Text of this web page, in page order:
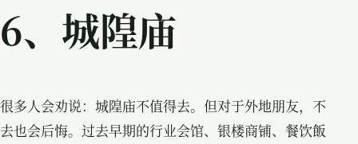
6、城隍庙
很多人会劝说：城隍庙不值得去。但对于外地朋友，不
去也会后悔。过去早期的行业会馆、银楼商铺、餐饮飯